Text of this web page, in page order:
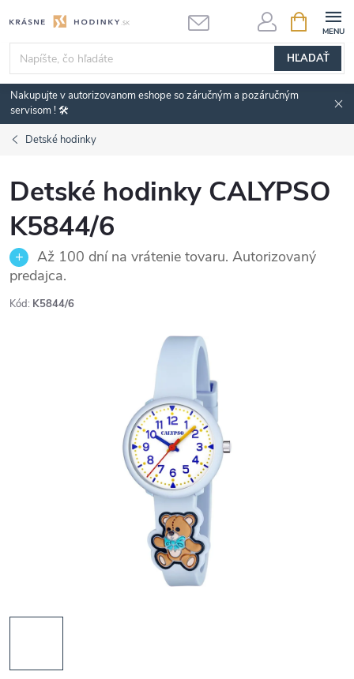
na
obsah
HĽADAŤ
KOŠÍK
Nakupujte v autorizovanom eshope so záručným a pozáručným
servisom ! 🛠️
Detské hodinky
Detské hodinky CALYPSO
K5844/6
Až 100 dní na vrátenie tovaru. Autorizovaný
predajca.
Kód: K5844/6